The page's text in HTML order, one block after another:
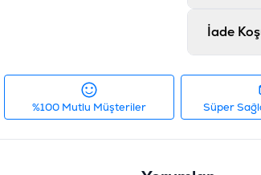
mg/kg
İçerik
Irk
İade
%100 Mutlu Müşteriler Süper